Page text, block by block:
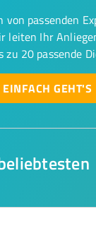
von passenden
leiten Ihr
zu 20 passende
EINFACH GEHT'S